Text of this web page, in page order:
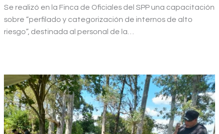
Se realizó en la Finca de Oficiales del SPP una capacitación
sobre “perfilado y categorización de internos de alto
riesgo”, destinada al personal de la…